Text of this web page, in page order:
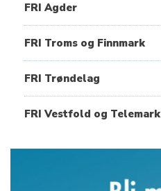
FRI Agder
FRI Troms og Finnmark
FRI Trøndelag
FRI Vestfold og Telemark